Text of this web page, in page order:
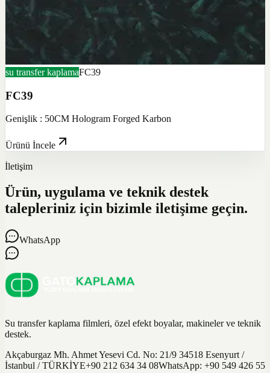
su transfer kaplamaFC39
FC39
Genişlik : 50CM Hologram Forged Karbon
Ürünü İncele
İletişim
Ürün, uygulama ve teknik destek
talepleriniz için bizimle iletişime geçin.
WhatsApp
Su transfer kaplama filmleri, özel efekt boyalar, makineler ve teknik
destek.
Akçaburgaz Mh. Ahmet Yesevi Cd. No: 21/9 34518 Esenyurt /
İstanbul / TÜRKİYE+90 212 634 34 08WhatsApp: +90 549 426 55